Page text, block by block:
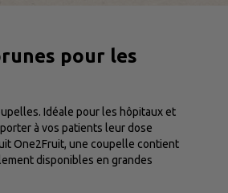
pour les
Idéale pour les hôpitaux et
à vos patients leur dose
One2Fruit, une coupelle contient
disponibles en grandes